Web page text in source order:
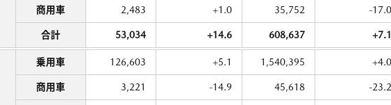
商用車 2,483 +1.0 35,752 -17.0
合計 53,034 +14.6 608,637 +7.1
乗用車 126,603 +5.1 1,540,395 +4.0
商用車 3,221 -14.9 45,618 -23.2